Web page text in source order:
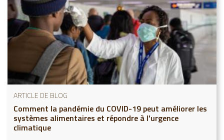
ARTICLE DE BLOG
Comment la pandémie du COVID-19 peut améliorer les
systèmes alimentaires et répondre à l'urgence
climatique